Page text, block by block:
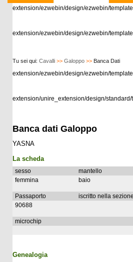
extension/ezwebin/design/ezwebin/
extension/ezwebin/design/ezwebin/
Tu sei qui: Cavalli >> Galoppo >> Banca Dati
extension/ezwebin/design/ezwebin/
extension/unire_extension/design/
Banca dati Galoppo
YASNA
La scheda
sesso mantello
femmina
baio
Passaporto iscritto nella sezione
90688
microchip
Genealogia